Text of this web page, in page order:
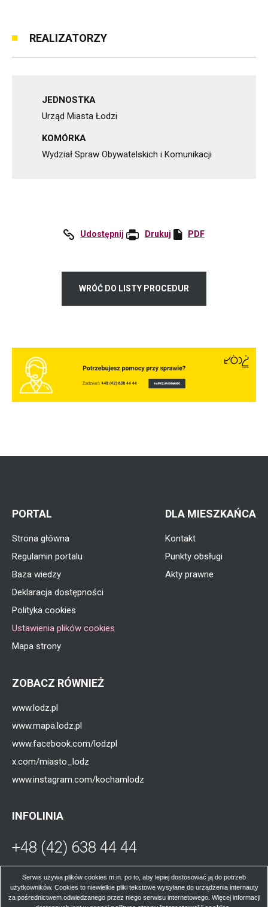
Serwis używa plików cookies m.in. po to, aby lepiej dostosować ją do potrzeb
użytkowników. Cookies to niewielkie pliki tekstowe wysyłane do urządzenia internauty
za pośrednictwem odwiedzanego przez niego serwisu internetowego. Więcej informacji
REALIZATORZY
JEDNOSTKA
Urząd Miasta Łodzi
KOMÓRKA
Wydział Spraw Obywatelskich i Komunikacji
Udostępnij Drukuj
Otworzy
karcie
PDF
WRÓĆ DO LISTY PROCEDUR
PORTAL
Strona główna
Regulamin portalu
Baza wiedzy
Deklaracja dostępności
Polityka cookies
Ustawienia plików cookies
Mapa strony
DLA MIESZKAŃCA
Kontakt
Punkty obsługi
Akty prawne
ZOBACZ RÓWNIEŻ
www.lodz.pl
www.mapa.lodz.pl
www.facebook.com/lodzpl
x.com/miasto_lodz
www.instagram.com/kochamlodz
INFOLINIA
+48 (42) 638 44 44
się
W poniedziałki, środy, czwartki i piątki od
godz. 8.00 do 16.00; we wtorki od godz. 8.00